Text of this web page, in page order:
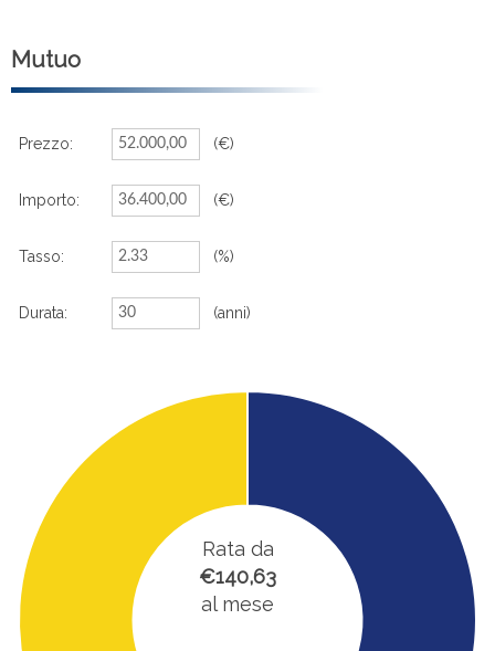
Mutuo
Prezzo: (€)
Importo: (€)
Tasso: (%)
Durata: (anni)
Rata da
€140,63
al mese